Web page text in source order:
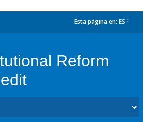
Esta página en: ES
Reform